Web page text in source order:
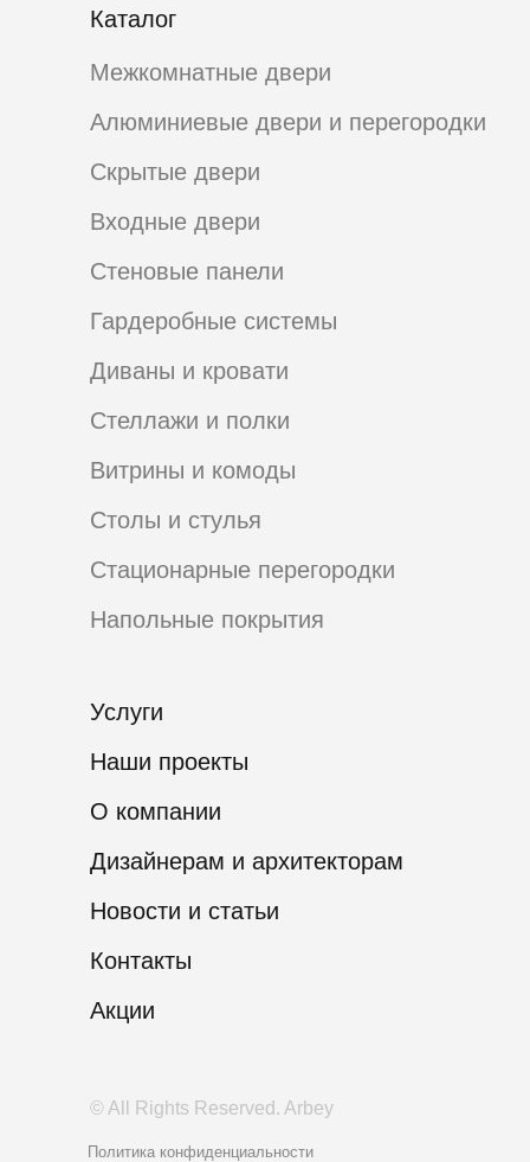
© All Rights Reserved. Arbey
Политика конфиденциальности
Каталог
Межкомнатные двери
Входные двери
Алюминиевые двери и перегородки
Стеновые панели
Услуги
Наши проекты
О компании
Дизайнерам и архитекторам
Новости и статьи
Акции
Контакты
Скрытые двери
Гардеробные системы
Диваны и кровати
Столы и стулья
Витрины и комоды
Стеллажи и полки
Стационарные перегородки
Напольные покрытия